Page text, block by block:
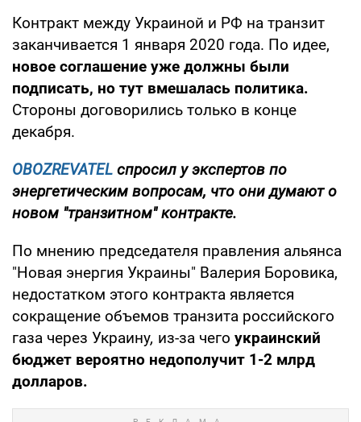
Контракт между Украиной и РФ на транзит
заканчивается 1 января 2020 года. По идее,
новое соглашение уже должны были
подписать, но тут вмешалась политика.
Стороны договорились только в конце
декабря.
OBOZREVATEL спросил у экспертов по
энергетическим вопросам, что они думают о
новом "транзитном" контракте.
По мнению председателя правления альянса
"Новая энергия Украины" Валерия Боровика,
недостатком этого контракта является
сокращение объемов транзита российского
газа через Украину, из-за чего украинский
бюджет вероятно недополучит 1-2 млрд
долларов.